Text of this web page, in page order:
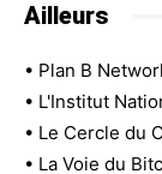
Ailleurs
• Plan B
• L'Institut
• Le Cercle du
• La Voie du